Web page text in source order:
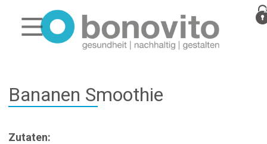
Bananen Smoothie
Zutaten: